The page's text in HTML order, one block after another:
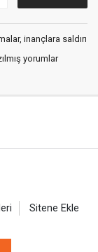
inançlara saldırı
yorumlar
Sitene Ekle